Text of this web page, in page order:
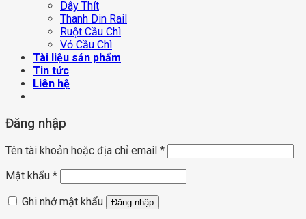
Dây Thít
Thanh Din Rail
Ruột Cầu Chì
Vỏ Cầu Chì
Tài liệu sản phẩm
Tin tức
Liên hệ
Đăng nhập
Tên tài khoản hoặc địa chỉ email *
Mật khẩu *
Ghi nhớ mật khẩu
Đăng nhập